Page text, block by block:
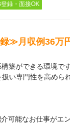
録・面接OK
≫月収例36万
築ができる環境で
い専門性を高めら
可能なお仕事がエ